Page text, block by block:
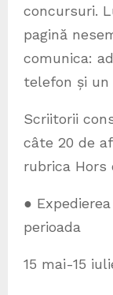
concursuri.
pagină
comunica:
telefon și un
Scriitorii
câte 20 de
rubrica Hors
●
perioada
15 mai-15